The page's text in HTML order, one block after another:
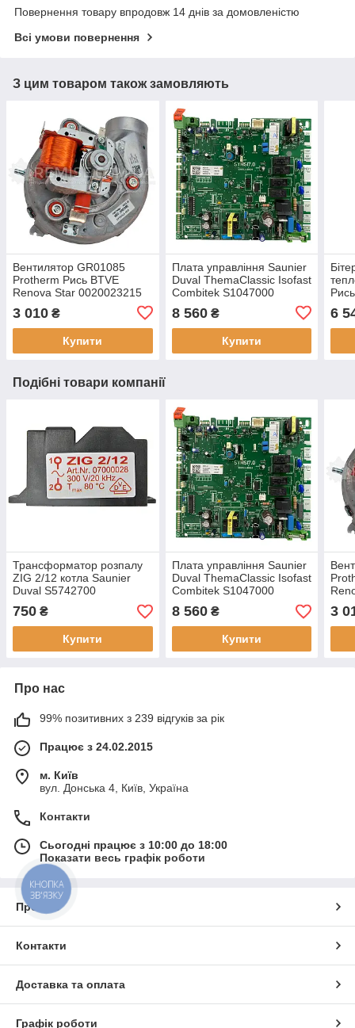
Повернення товару впродовж 14 днів за домовленістю
Всі умови повернення
З цим товаром також замовляють
Вентилятор GR01085
Protherm Рись BTVE
Renova Star 0020023215
3 010 ₴
Купити
Плата управління Saunier
Duval ThemaClassic Isofast
Combitek S1047000
8 560₴
Купити
6
Подібні товари компанії
Трансформатор розпалу
ZIG 2/12 котла Saunier
Duval S5742700
750 ₴
Купити
Плата управління Saunier
Duval ThemaClassic Isofast
Combitek S1047000
8 560₴
Купити
3
Про нас
99% позитивних з 239 відгуків за рік
Працює з 24.02.2015
м. Київ
вул. Донська 4, Київ, Україна
Контакти
Сьогодні працює з 10:00 до 18:00
Показати весь графік роботи
Про нас
Контакти
Доставка та оплата
Графік роботи
КНОПКА
ЗВ'ЯЗКУ